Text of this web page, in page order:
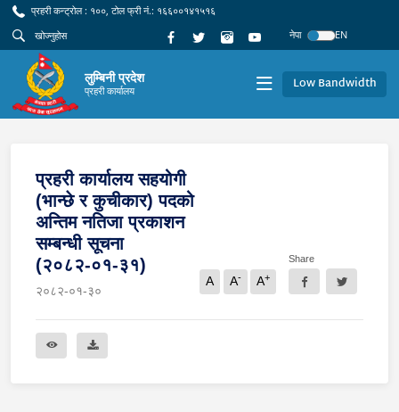
प्रहरी कन्ट्रोल : १००, टोल फ्री नं.: १६६००१४१५१६
नेपा
EN
लुम्बिनी प्रदेश
प्रहरी कार्यालय Low Bandwidth
प्रहरी कार्यालय सहयोगी
(भान्छे र कुचीकार) पदको
अन्तिम नतिजा प्रकाशन
सम्बन्धी सूचना
(२०८२-०१-३१)
२०८२-०१-३०
A A- A+
Share